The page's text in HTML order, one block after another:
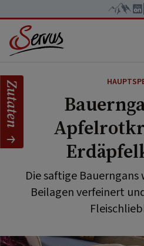
Die saftige
Beilagen verfeinert
Zutaten